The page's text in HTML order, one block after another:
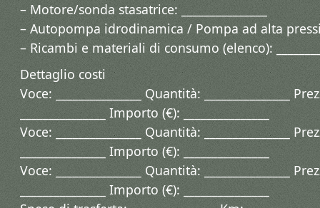
– Motore/sonda stasatrice: _______________
– Autopompa idrodinamica / Pompa ad alta
– Ricambi e materiali di consumo (elenco):
Dettaglio costi
Voce: _______________ Quantità: _______________
_______________ Importo (€): _______________
Voce: _______________ Quantità: _______________
_______________ Importo (€): _______________
Voce: _______________ Quantità: _______________
_______________ Importo (€): _______________